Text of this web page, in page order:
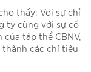
thấy: Với sự chỉ
ty cùng với sự cố
tập thể CBNV,
thành các chỉ tiêu